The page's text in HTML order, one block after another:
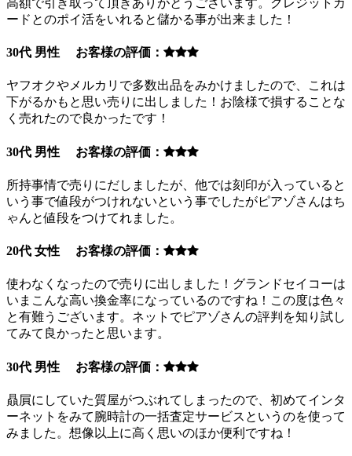
ードとのポイ活をいれると儲かる事が出来ました！
30代 男性 お客様の評価：
ヤフオクやメルカリで多数出品をみかけましたので、これは
下がるかもと思い売りに出しました！お陰様で損することな
く売れたので良かったです！
30代 男性 お客様の評価：
所持事情で売りにだしましたが、他では刻印が入っていると
いう事で値段がつけれないという事でしたがピアゾさんはち
ゃんと値段をつけてれました。
20代 女性 お客様の評価：
使わなくなったので売りに出しました！グランドセイコーは
いまこんな高い換金率になっているのですね！この度は色々
と有難うございます。ネットでピアゾさんの評判を知り試し
てみて良かったと思います。
30代 男性 お客様の評価：
贔屓にしていた質屋がつぶれてしまったので、初めてインタ
ーネットをみて腕時計の一括査定サービスというのを使って
みました。想像以上に高く思いのほか便利ですね！